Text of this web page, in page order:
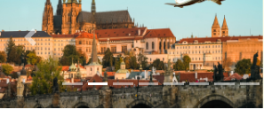
精彩越南
熱門韓國
超夯日本
往前